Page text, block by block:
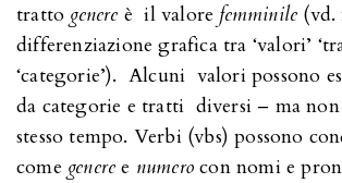
tratto genere è il valore femminile
differenziazione grafica tra ‘valori’
‘categorie’). Alcuni valori possono
da categorie e tratti diversi – ma
stesso tempo. Verbi (vbs) possono
come genere e numerocon nomi e